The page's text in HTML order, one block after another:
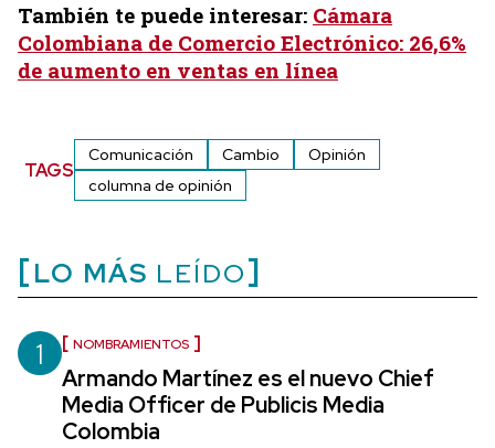
También te puede interesar: Cámara
Colombiana de Comercio Electrónico: 26,6%
de aumento en ventas en línea
TAGS
Comunicación Cambio
Opinión
columna de opinión
LO MÁS LEÍDO
1 NOMBRAMIENTOS
Armando Martínez es el nuevo Chief
Media Officer de Publicis Media
Colombia